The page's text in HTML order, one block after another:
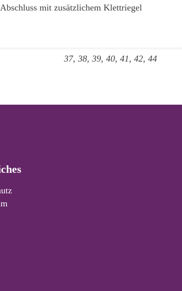
mit zusätzlichem Klettriegel
37, 38, 39, 40, 41, 42, 44